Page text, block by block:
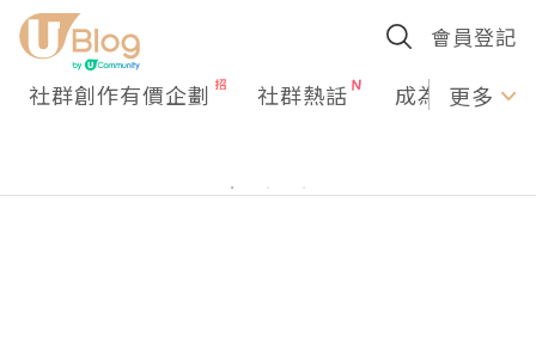
會員登記
社群創作有價企劃 社群熱話 成為U更多